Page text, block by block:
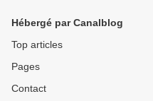
Hébergé par Canalblog
Top articles
Pages
Contact